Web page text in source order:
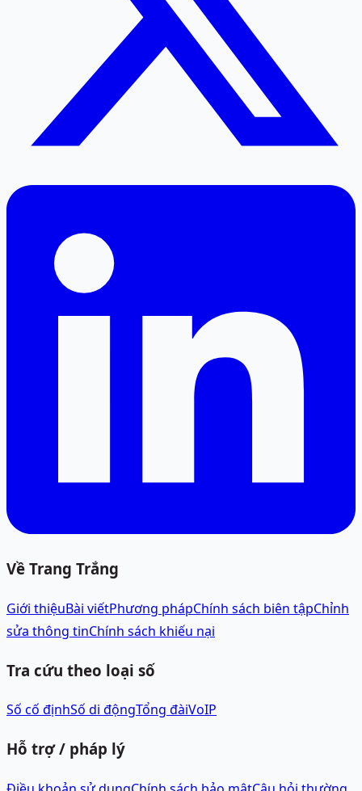
Về Trang Trắng
Giới thiệuBài viếtPhương phápChính sách biên tậpChỉnh
sửa thông tinChính sách khiếu nại
Tra cứu theo loại số
Số cố địnhSố di độngTổng đàiVoIP
Hỗ trợ / pháp lý